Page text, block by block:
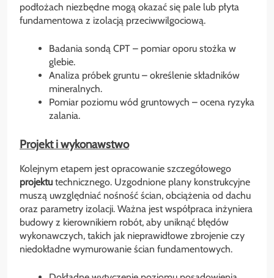
podłożach niezbędne mogą okazać się pale lub płyta
fundamentowa z izolacją przeciwwilgociową.
Badania sondą CPT – pomiar oporu stożka w
glebie.
Analiza próbek gruntu – określenie składników
mineralnych.
Pomiar poziomu wód gruntowych – ocena ryzyka
zalania.
Projekt i wykonawstwo
Kolejnym etapem jest opracowanie szczegółowego
projektu technicznego. Uzgodnione plany konstrukcyjne
muszą uwzględniać nośność ścian, obciążenia od dachu
oraz parametry izolacji. Ważna jest współpraca inżyniera
budowy z kierownikiem robót, aby uniknąć błędów
wykonawczych, takich jak nieprawidłowe zbrojenie czy
niedokładne wymurowanie ścian fundamentowych.